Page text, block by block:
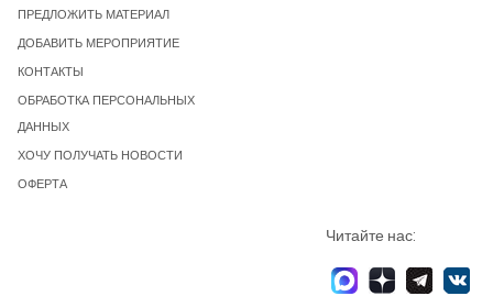
ПРЕДЛОЖИТЬ МАТЕРИАЛ
ДОБАВИТЬ МЕРОПРИЯТИЕ
КОНТАКТЫ
ОБРАБОТКА ПЕРСОНАЛЬНЫХ
ДАННЫХ
ХОЧУ ПОЛУЧАТЬ НОВОСТИ
ОФЕРТА
Читайте нас: